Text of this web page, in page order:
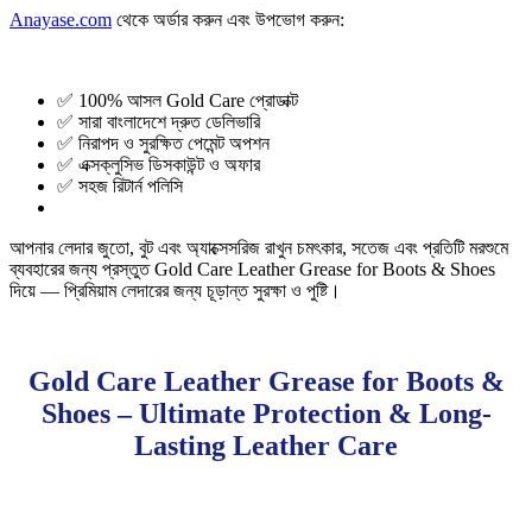
Anayase.com থেকে অর্ডার করুন এবং উপভোগ করুন:
✅ 100% আসল Gold Care প্রোডাক্ট
✅ সারা বাংলাদেশে দ্রুত ডেলিভারি
✅ নিরাপদ ও সুরক্ষিত পেমেন্ট অপশন
✅ এক্সক্লুসিভ ডিসকাউন্ট ও অফার
✅ সহজ রিটার্ন পলিসি
আপনার লেদার জুতো, বুট এবং অ্যাক্সেসরিজ রাখুন চমৎকার, সতেজ এবং প্রতিটি মরশুমে
ব্যবহারের জন্য প্রস্তুত Gold Care Leather Grease for Boots & Shoes
দিয়ে — প্রিমিয়াম লেদারের জন্য চূড়ান্ত সুরক্ষা ও পুষ্টি।
Gold Care Leather Grease for Boots &
Shoes – Ultimate Protection & Long-
Lasting Leather Care